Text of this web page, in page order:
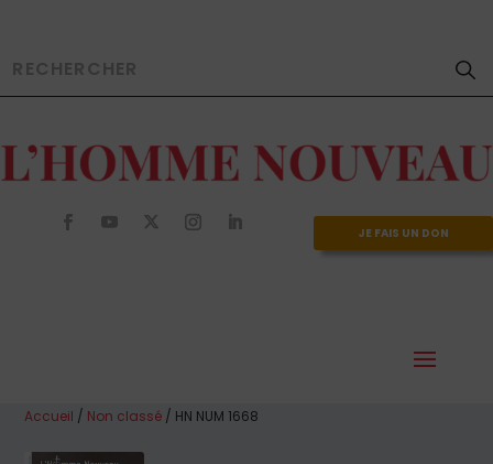
JE FAIS UN DON
Accueil / Non classé / HN NUM 1668